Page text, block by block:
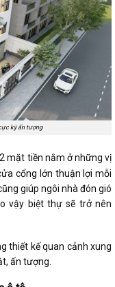
kỳ ấn tượng
2 mặt tiền nằm ở những vị
cổng lớn thuận lợi mỗi
giúp ngôi nhà đón gió
vậy biệt thự sẽ trở nên
thiết kế quan cảnh xung
ấn tượng.